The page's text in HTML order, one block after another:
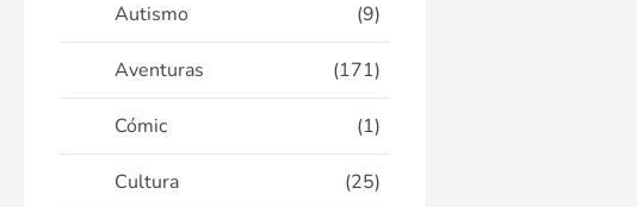
Autismo (9)
Aventuras (171)
Cómic (1)
Cultura (25)